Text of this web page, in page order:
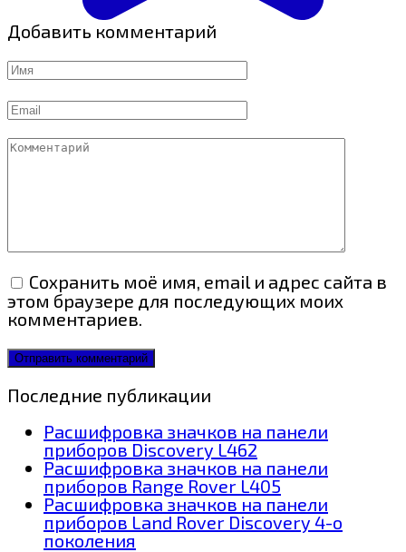
Добавить комментарий
Имя
Email
Комментарий
Сохранить моё имя, email и адрес сайта в
этом браузере для последующих моих
комментариев.
Последние публикации
Расшифровка значков на панели
приборов Discovery L462
Расшифровка значков на панели
приборов Range Rover L405
Расшифровка значков на панели
приборов Land Rover Discovery 4-о
поколения